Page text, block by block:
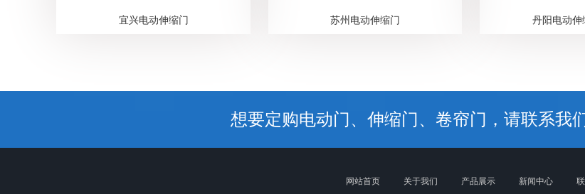
宜兴电动伸缩门 苏州电动伸缩门 丹阳电动伸
想要定购电动门、伸缩门、卷帘门，请联系我
网站首页 关于我们 产品展示 新闻中心